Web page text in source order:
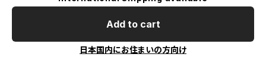
Add to cart
日本国内にお住まいの方向け